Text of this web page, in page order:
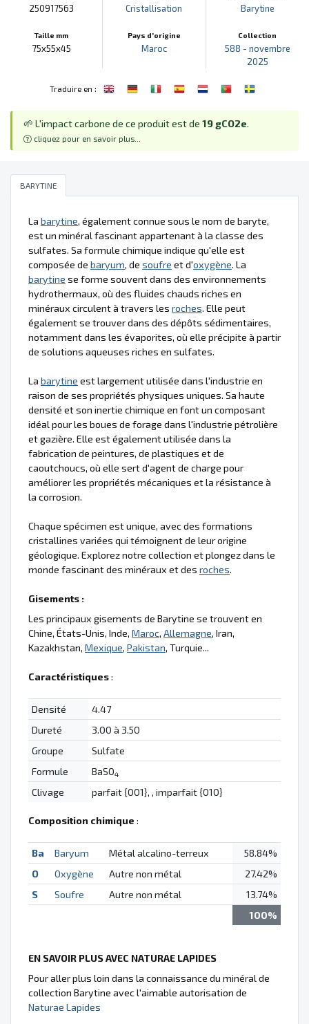
250917563
Taille mm
75x55x45
Cristallisation
Pays d'origine
Maroc
Barytine
Collection
588 - novembre
2025
Traduire en :
🌱 L'impact carbone de ce produit est de 19 gCO2e.
cliquez pour en savoir plus...
BARYTINE
La barytine, également connue sous le nom de baryte,
est un minéral fascinant appartenant à la classe des
sulfates. Sa formule chimique indique qu'elle est
composée de baryum, de soufre et d'oxygène. La
barytine se forme souvent dans des environnements
hydrothermaux, où des fluides chauds riches en
minéraux circulent à travers les roches. Elle peut
également se trouver dans des dépôts sédimentaires,
notamment dans les évaporites, où elle précipite à partir
de solutions aqueuses riches en sulfates.
La barytine est largement utilisée dans l'industrie en
raison de ses propriétés physiques uniques. Sa haute
densité et son inertie chimique en font un composant
idéal pour les boues de forage dans l'industrie pétrolière
et gazière. Elle est également utilisée dans la
fabrication de peintures, de plastiques et de
caoutchoucs, où elle sert d'agent de charge pour
améliorer les propriétés mécaniques et la résistance à
la corrosion.
Chaque spécimen est unique, avec des formations
cristallines variées qui témoignent de leur origine
géologique. Explorez notre collection et plongez dans le
monde fascinant des minéraux et des roches.
Gisements :
Les principaux gisements de Barytine se trouvent en
Chine, États-Unis, Inde, Maroc, Allemagne, Iran,
Kazakhstan, Mexique, Pakistan, Turquie...
Caractéristiques:
Densité
4.47
Dureté
3.00 à 3.50
Groupe
Sulfate
Formule
BaSO4
Clivage parfait {001}, , imparfait {010}
Composition chimique :
Ba Baryum Métal alcalino-terreux
58.84%
O
Oxygène Autre non métal
27.42%
S
Soufre Autre non métal
13.74%
100%
EN SAVOIR PLUS AVEC NATURAE LAPIDES
Pour aller plus loin dans la connaissance du minéral de
collection Barytine avec l'aimable autorisation de
Naturae Lapides